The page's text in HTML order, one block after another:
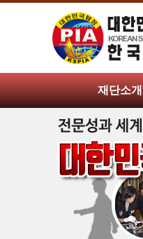
재단소개